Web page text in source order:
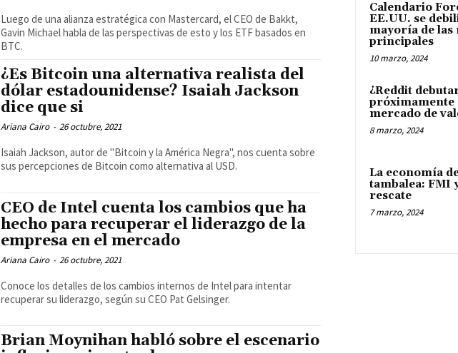
Luego de una alianza estratégica con Mastercard, el CEO de Bakkt,
Gavin Michael habla de las perspectivas de esto y los ETF basados en
BTC.
¿Es Bitcoin una alternativa realista del
dólar estadounidense? Isaiah Jackson
dice que si
Ariana Cairo - 26 octubre, 2021
Isaiah Jackson, autor de "Bitcoin y la América Negra", nos cuenta sobre
sus percepciones de Bitcoin como alternativa al USD.
CEO de Intel cuenta los cambios que ha
hecho para recuperar el liderazgo de la
empresa en el mercado
Ariana Cairo - 26 octubre, 2021
Conoce los detalles de los cambios internos de Intel para intentar
recuperar su liderazgo, según su CEO Pat Gelsinger.
Brian Moynihan habló sobre el escenario
Calendario
EE.UU. se
mayoría de las
principales
10 marzo, 2024
¿Reddit
próximamente
mercado de
8 marzo, 2024
La economía
tambalea: FMI
rescate
7 marzo, 2024